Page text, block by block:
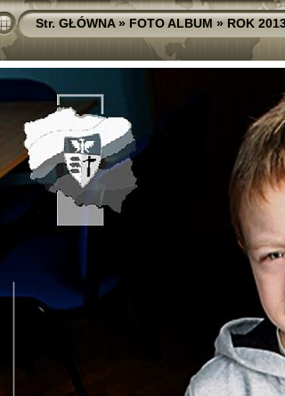
Str. GŁÓWNA»FOTO ALBUM»ROK